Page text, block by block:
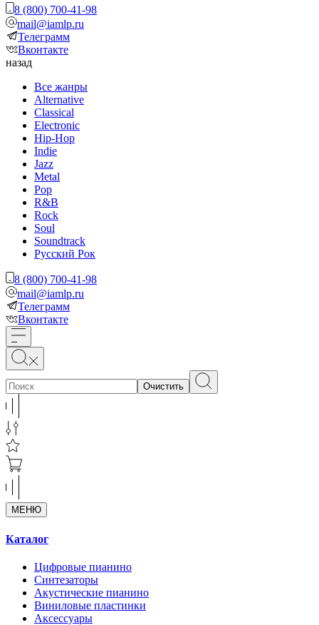
8 (800) 700-41-98
mail@iamlp.ru
Телеграмм
Вконтакте
назад
Все жанры
Alternative
Classical
Electronic
Hip-Hop
Indie
Jazz
Metal
Pop
R&B
Rock
Soul
Soundtrack
Русский Рок
8 (800) 700-41-98
mail@iamlp.ru
Телеграмм
Вконтакте
Очистить
МЕНЮ
Каталог
Цифровые пианино
Синтезаторы
Акустические пианино
Виниловые пластинки
Аксессуары